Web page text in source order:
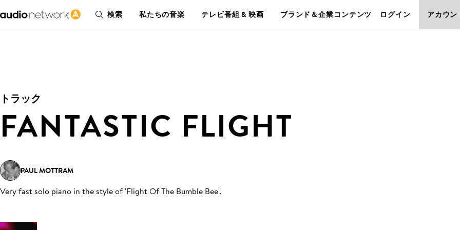
検索 私たちの音楽 テレビ番組 & 映画 ブランド＆企業コンテンツ ログイン アカウン
トラック
FANTASTIC FLIGHT
PAUL MOTTRAM
Very fast solo piano in the style of 'Flight Of The Bumble Bee'.